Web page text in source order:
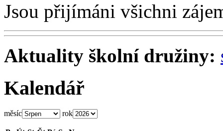
Jsou přijímáni všichni
Aktuality školní družiny:
Kalendář
měsíc rok